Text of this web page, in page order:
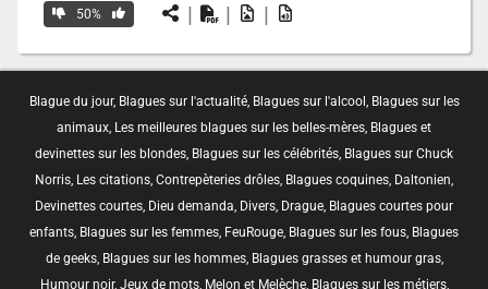
50% | | |
Blague du jour, Blagues sur l'actualité, Blagues sur l'alcool , Blagues sur les
animaux, Les meilleures blagues sur les belles-mères, Blagues et
devinettes sur les blondes, Blagues sur les célébrités, Blagues sur Chuck
Norris, Les citations, Contrepèteries drôles, Blagues coquines, Daltonien,
Devinettes courtes, Dieu demanda, Divers, Drague, Blagues courtes pour
enfants, Blagues sur les femmes, FeuRouge, Blagues sur les fous, Blagues
de geeks, Blagues sur les hommes, Blagues grasses et humour gras,
Humour noir, Jeux de mots, Melon et Melèche, Blagues sur les métiers,